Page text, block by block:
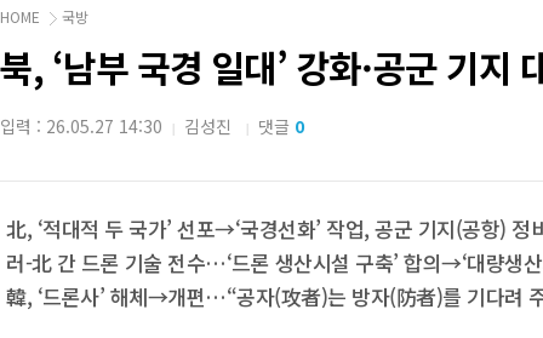
HOME 국방
북, ‘남부 국경 일대’ 강화·공군 기지
입력 : 26.05.27 14:30 | 김성진 | 댓글 0
北, ‘적대적 두 국가’ 선포→‘국경선화’ 작업, 공군 기지(공항) 정
러-北 간 드론 기술 전수…‘드론 생산시설 구축’ 합의→‘대량생
韓, ‘드론사’ 해체→개편…“공자(攻者)는 방자(防者)를 기다려